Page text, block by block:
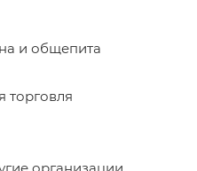
и общепита
торговля